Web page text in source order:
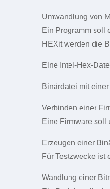
Umwandlung von
Ein Programm soll
HEXit werden die
Eine Intel-Hex-
Binärdatei mit
Verbinden einer
Eine Firmware soll
Erzeugen einer
Für Testzwecke ist
Wandlung einer